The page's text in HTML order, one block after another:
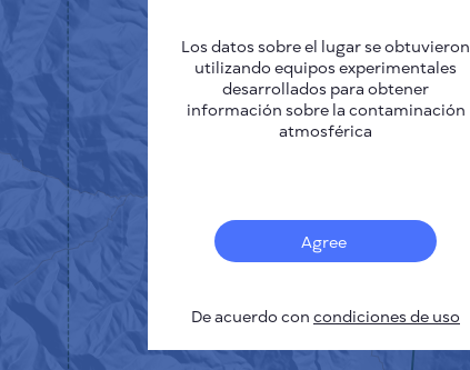
Los datos sobre el lugar se obtuvieron
utilizando equipos experimentales
desarrollados para obtener
información sobre la contaminación
atmosférica
Agree
De acuerdo con condiciones de uso